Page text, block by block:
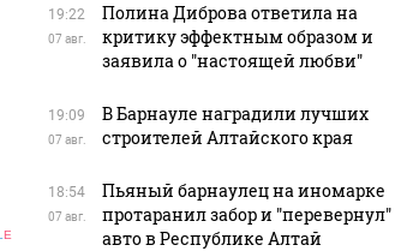
E
19:22
07 авг.
Полина Диброва ответила на
критику эффектным образом и
заявила о "настоящей любви"
19:09
07 авг.
В Барнауле наградили лучших
строителей Алтайского края
18:54
07 авг.
Пьяный барнаулец на иномарке
протаранил забор и "перевернул"
авто в Республике Алтай